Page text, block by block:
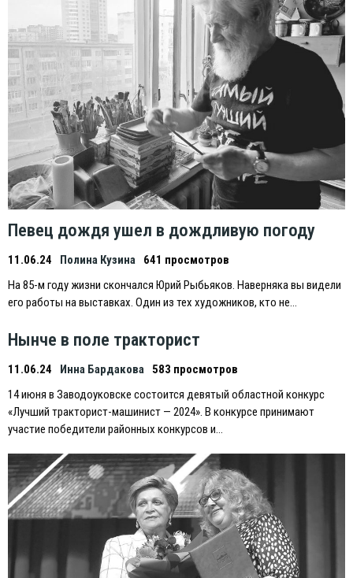
Певец дождя ушел в дождливую погоду
11.06.24 Полина Кузина
641 просмотров
На 85-м году жизни скончался Юрий Рыбьяков. Наверняка вы видели
его работы на выставках. Один из тех художников, кто не…
Нынче в поле тракторист
11.06.24 Инна Бардакова 583 просмотров
14 июня в Заводоуковске состоится девятый областной конкурс
«Лучший тракторист-машинист — 2024». В конкурсе принимают
участие победители районных конкурсов и…